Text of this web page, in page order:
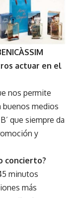
actuar en el
nos permite
buenos medios
que siempre da
y
concierto?
minutos
más